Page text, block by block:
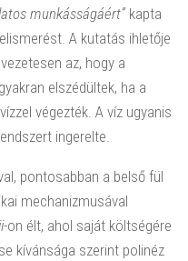
munkásságáért” kapta
A kutatás ihletője
az, hogy a
elszédültek, ha a
végezték. A víz ugyanis
ingerelte.
pontosabban a belső fül
mechanizmusával
-on élt, ahol saját költségére
kívánsága szerint polinéz